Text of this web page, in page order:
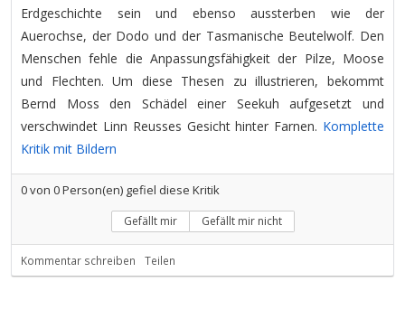
Erdgeschichte sein und ebenso aussterben wie der
Auerochse, der Dodo und der Tasmanische Beutelwolf. Den
Menschen fehle die Anpassungsfähigkeit der Pilze, Moose
und Flechten. Um diese Thesen zu illustrieren, bekommt
Bernd Moss den Schädel einer Seekuh aufgesetzt und
verschwindet Linn Reusses Gesicht hinter Farnen. Komplette
Kritik mit Bildern
0von 0Person(en) gefiel diese Kritik
Gefällt mir Gefällt mir nicht
Kommentar schreiben Teilen